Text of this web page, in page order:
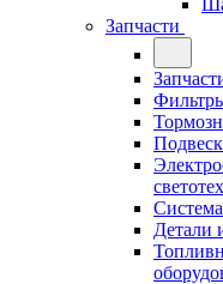
Запчасти
Детали